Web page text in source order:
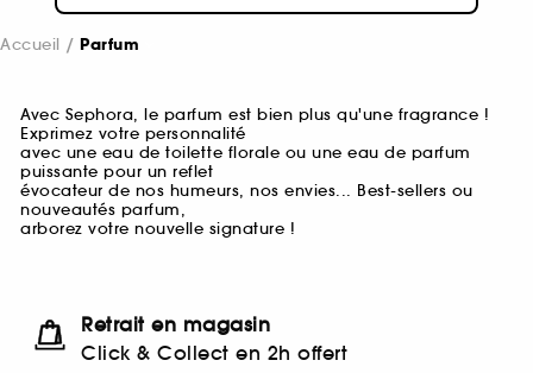
Accueil Parfum
Avec Sephora, le parfum est bien plus qu'une fragrance !
Exprimez votre personnalité
avec une eau de toilette florale ou une eau de parfum
puissante pour un reflet
évocateur de nos humeurs, nos envies... Best-sellers ou
nouveautés parfum,
arborez votre nouvelle signature !
Retrait en magasin
Click & Collect en 2h offert